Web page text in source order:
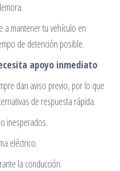
a mantener tu vehículo en
de detención posible.
apoyo inmediato
dan aviso previo, por lo que
de respuesta rápida.
inesperados.
eléctrico.
la conducción.